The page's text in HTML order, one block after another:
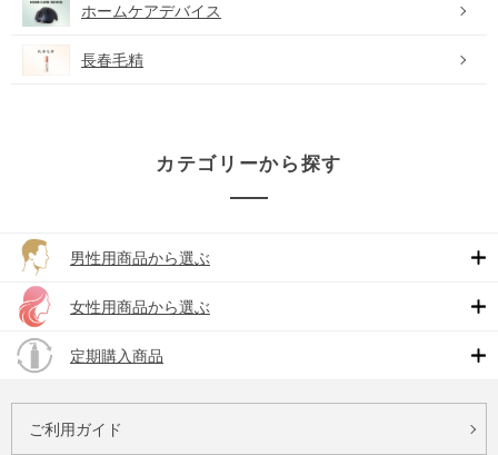
ホームケアデバイス
長春毛精
カテゴリーから探す
男性用商品から選ぶ
女性用商品から選ぶ
定期購入商品
ご利用ガイド